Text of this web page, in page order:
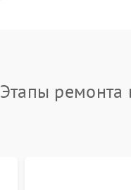
Этапы ремонта